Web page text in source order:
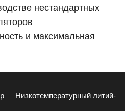
нестандартных
и максимальная
Низкотемпературный литий-